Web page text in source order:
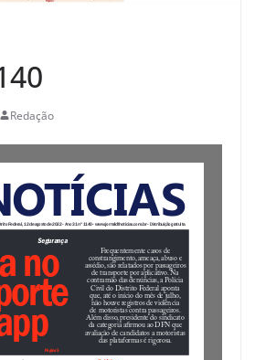
Redação